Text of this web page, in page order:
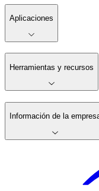
Aplicaciones
Herramientas y recursos
Información de la